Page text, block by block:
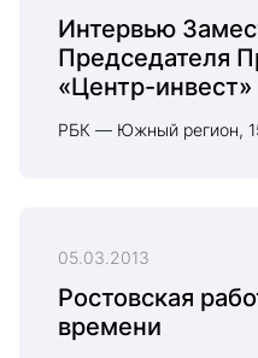
Интервью
Председателя
«Центр-
РБК — Южный регион,
05.03.2013
Ростовская
времени